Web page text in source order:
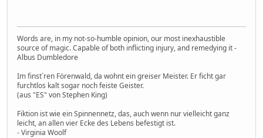
Words are, in my not-so-humble opinion, our most inexhaustible
source of magic. Capable of both inflicting injury, and remedying it -
Albus Dumbledore
Im finst´ren Förenwald, da wohnt ein greiser Meister. Er ficht gar
furchtlos kalt sogar noch feiste Geister.
(aus "ES" von Stephen King)
Fiktion ist wie ein Spinnennetz, das, auch wenn nur vielleicht ganz
leicht, an allen vier Ecke des Lebens befestigt ist.
- Virginia Woolf